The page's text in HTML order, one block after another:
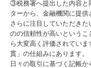
③税務署へ提出した内容と
ターから、金融機関に提供
さらに注目していただき
のの信頼性が高いという
ら大変高く評価されてい
貫」の仕組みにあります。
日々の取引に基づく記帳